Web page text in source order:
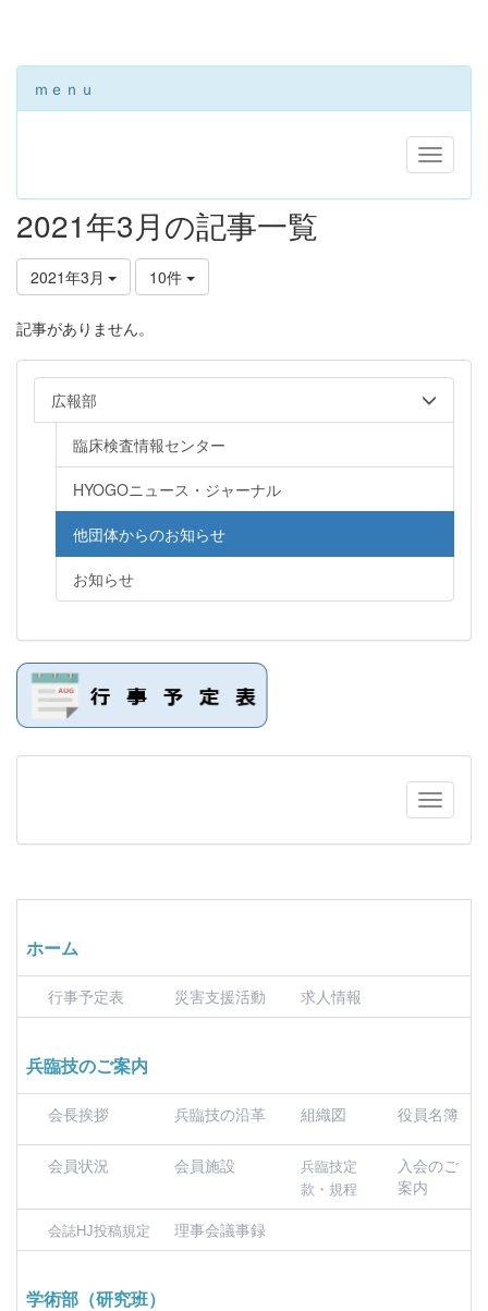
ｍｅｎｕ
2021年3月の記事一覧
2021年3月 10件
記事がありません。
広報部
臨床検査情報センター
HYOGOニュース・ジャーナル
他団体からのお知らせ
お知らせ
ホーム
行事予定表 災害支援活動 求人情報
兵臨技のご案内
会長挨拶 兵臨技の沿革 組織図 役員名簿
会員状況 会員施設
兵臨技定
款・規程
入会のご
案内
会誌HJ投稿規定 理事会議事録
学術部（研究班）